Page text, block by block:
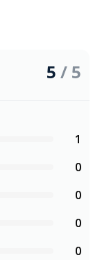
5 / 5
1
0
0
0
0